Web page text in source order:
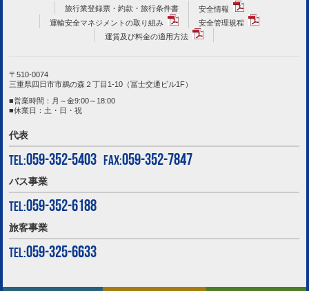
旅行業登録票・約款・旅行条件書
安全情報
運輸安全マネジメントの取り組み
安全管理規程
運賃及び料金の適用方法
〒510-0074
三重県四日市市鵜の森２丁目1-10（冨士交通ビル1F）
■営業時間：月～金9:00～18:00
■休業日：土・日・祝
代表
TEL:059-352-5403 FAX:059-352-7847
バス事業
TEL:059-352-6188
旅客事業
TEL:059-325-6633